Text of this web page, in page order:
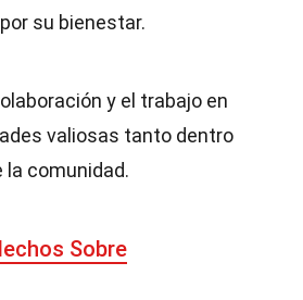
su bienestar.
y el trabajo en
valiosas tanto dentro
la comunidad.
Sobre